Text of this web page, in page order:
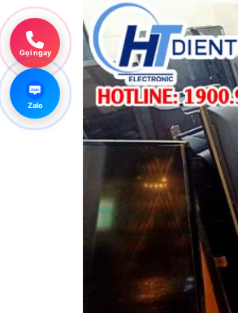
Gọi ngay
Zalo
Zalo